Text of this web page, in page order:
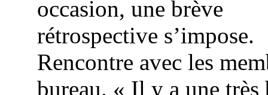
occasion, une brève
rétrospective s’impose.
Rencontre avec les
bureau. « Il y a une très